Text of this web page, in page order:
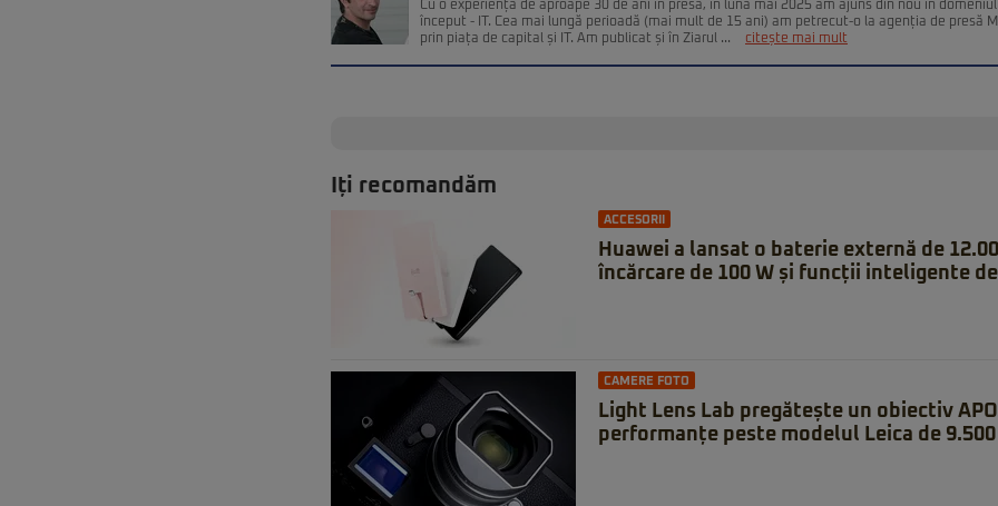
Cu o experiență de aproape 30 de ani în presă, în luna mai 2025 am ajuns din nou în
început - IT. Cea mai lungă perioadă (mai mult de 15 ani) am petrecut-o la agenția de presă
prin piața de capital și IT. Am publicat și în Ziarul ...
citește mai mult
Iți recomandăm
ACCESORII
Huawei a lansat o baterie externă de
încărcare de 100 W și funcții inteligente
CAMERE FOTO
Light Lens Lab pregătește un obiectiv
performanțe peste modelul Leica de